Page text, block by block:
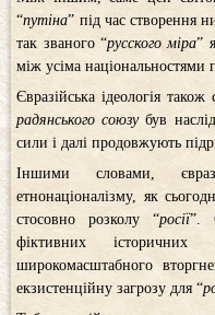
“путіна” під час створення
так званого “русского міра”
між усіма національностями
Євразійська ідеологія
радянського союзубув
сили і далі продовжують
Іншими словами,
етнонаціоналізму, як
стосовно розколу “росії”.
фіктивних
широкомасштабного
екзистенційну загрозу для “